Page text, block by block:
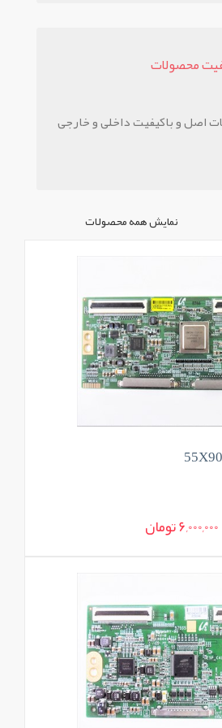
محصولات
اصل و باکیفیت داخلی و خارجی
نمایش همه محصولات
6,000,000 تومان